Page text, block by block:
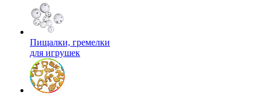
Пищалки, гремелки
для игрушек